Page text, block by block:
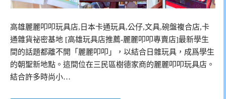
高雄麗麗叩叩玩具店,日本卡通玩具,公仔,文具,碗盤複合店,卡
通雜貨祕密基地 [高雄玩具店推薦-麗麗叩叩專賣店]最新學生
間的話題都離不開「麗麗叩叩」，以結合日雜玩具，成爲學生
的朝聖新地點。這間位在三民區樹德家商的麗麗叩叩玩具店。
結合許多時尚小…